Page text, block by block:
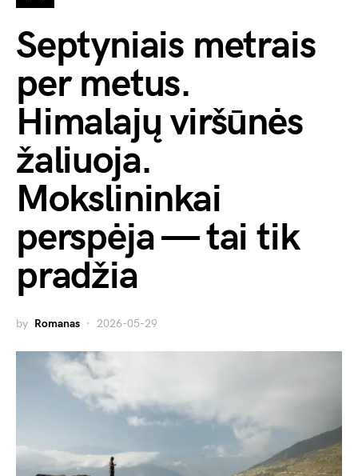
Septyniais metrais
per metus.
Himalajų viršūnės
žaliuoja.
Mokslininkai
perspėja — tai tik
pradžia
by Romanas 2026-05-29